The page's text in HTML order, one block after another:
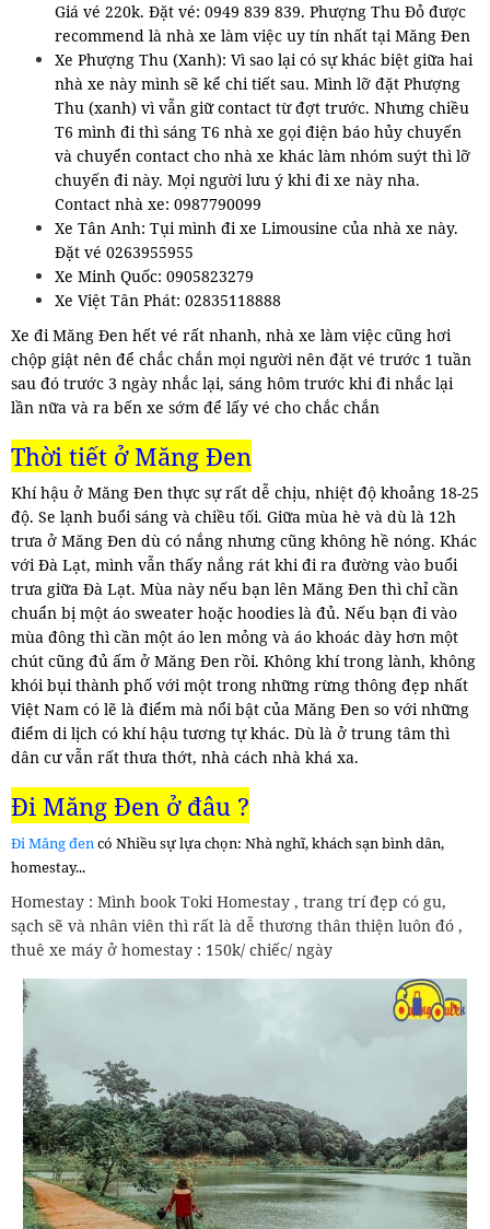
Giá vé 220k. Đặt vé: 0949 839 839. Phượng Thu Đỏ được
recommend là nhà xe làm việc uy tín nhất tại Măng Đen
Xe Phượng Thu (Xanh): Vì sao lại có sự khác biệt giữa hai
nhà xe này mình sẽ kể chi tiết sau. Mình lỡ đặt Phượng
Thu (xanh) vì vẫn giữ contact từ đợt trước. Nhưng chiều
T6 mình đi thì sáng T6 nhà xe gọi điện báo hủy chuyến
và chuyển contact cho nhà xe khác làm nhóm suýt thì lỡ
chuyến đi này. Mọi người lưu ý khi đi xe này nha.
Contact nhà xe: 0987790099
Xe Tân Anh: Tụi mình đi xe Limousine của nhà xe này.
Đặt vé 0263955955
Xe Minh Quốc: 0905823279
Xe Việt Tân Phát: 02835118888
Xe đi Măng Đen hết vé rất nhanh, nhà xe làm việc cũng hơi
chộp giật nên để chắc chắn mọi người nên đặt vé trước 1 tuần
sau đó trước 3 ngày nhắc lại, sáng hôm trước khi đi nhắc lại
lần nữa và ra bến xe sớm để lấy vé cho chắc chắn
Thời tiết ở Măng Đen
Khí hậu ở Măng Đen thực sự rất dễ chịu, nhiệt độ khoảng 18-25
độ. Se lạnh buổi sáng và chiều tối. Giữa mùa hè và dù là 12h
trưa ở Măng Đen dù có nắng nhưng cũng không hề nóng. Khác
với Đà Lạt, mình vẫn thấy nắng rát khi đi ra đường vào buổi
trưa giữa Đà Lạt. Mùa này nếu bạn lên Măng Đen thì chỉ cần
chuẩn bị một áo sweater hoặc hoodies là đủ. Nếu bạn đi vào
mùa đông thì cần một áo len mỏng và áo khoác dày hơn một
chút cũng đủ ấm ở Măng Đen rồi. Không khí trong lành, không
khói bụi thành phố với một trong những rừng thông đẹp nhất
Việt Nam có lẽ là điểm mà nổi bật của Măng Đen so với những
điểm di lịch có khí hậu tương tự khác. Dù là ở trung tâm thì
dân cư vẫn rất thưa thớt, nhà cách nhà khá xa.
Đi Măng Đen ở đâu ?
Đi Măng đencó Nhiều sự lựa chọn: Nhà nghĩ, khách sạn bình dân,
homestay...
Homestay : Mình book Toki Homestay , trang trí đẹp có gu,
sạch sẽ và nhân viên thì rất là dễ thương thân thiện luôn đó ,
thuê xe máy ở homestay : 150k/ chiếc/ ngày